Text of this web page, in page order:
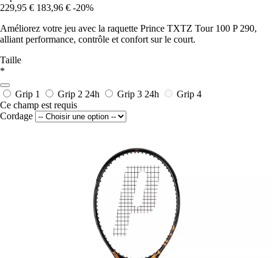
229,95 € 183,96 € -20%
Améliorez votre jeu avec la raquette Prince TXTZ Tour 100 P 290,
alliant performance, contrôle et confort sur le court.
Taille
*
Grip 1 Grip 2 24h Grip 3 24h
Grip 4
Ce champ est requis
Cordage